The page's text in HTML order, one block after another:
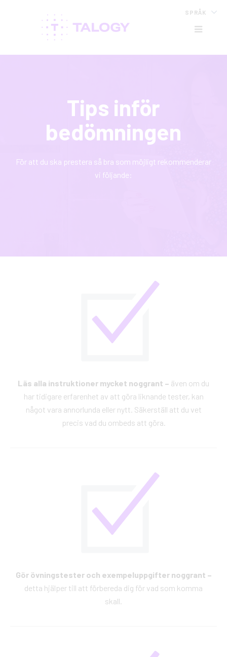
SPRÅK
HB
Tips inför
bedömningen
För att du ska prestera så bra som möjligt rekommenderar
vi följande:
Läs alla instruktioner mycket noggrant – även om du
har tidigare erfarenhet av att göra liknande tester, kan
något vara annorlunda eller nytt. Säkerställ att du vet
precis vad du ombeds att göra.
Gör övningstester och exempeluppgifter noggrant –
detta hjälper till att förbereda dig för vad som komma
skall.